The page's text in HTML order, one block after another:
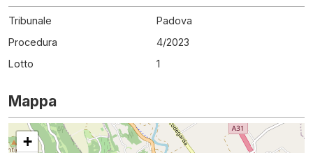
Tribunale
Padova
Procedura
4/2023
Lotto
1
Mappa
+